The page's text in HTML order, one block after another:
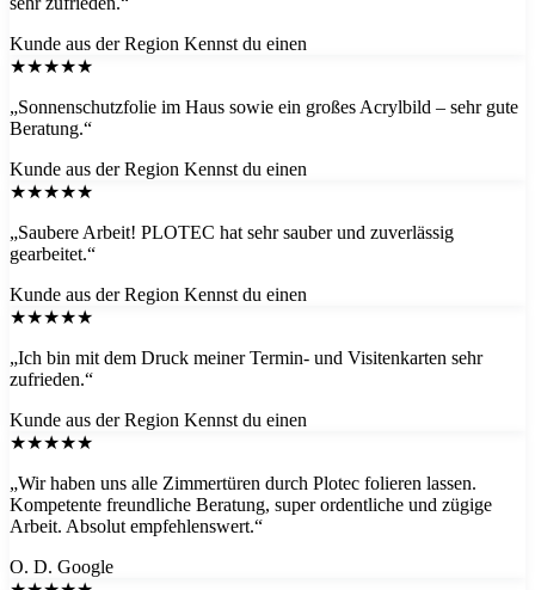
Kunde aus der Region Kennst du einen
★★★★★
„Sonnenschutzfolie im Haus sowie ein großes Acrylbild – sehr gute
Beratung.“
Kunde aus der Region Kennst du einen
★★★★★
„Saubere Arbeit! PLOTEC hat sehr sauber und zuverlässig
gearbeitet.“
Kunde aus der Region Kennst du einen
★★★★★
„Ich bin mit dem Druck meiner Termin- und Visitenkarten sehr
zufrieden.“
Kunde aus der Region Kennst du einen
★★★★★
„Wir haben uns alle Zimmertüren durch Plotec folieren lassen.
Kompetente freundliche Beratung, super ordentliche und zügige
Arbeit. Absolut empfehlenswert.“
O. D. Google